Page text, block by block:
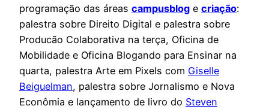
programação das áreas campusblog e criação:
palestra sobre Direito Digital e palestra sobre
Producão Colaborativa na terça, Oficina de
Mobilidade e Oficina Blogando para Ensinar na
quarta, palestra Arte em Pixels com Giselle
Beiguelman, palestra sobre Jornalismo e Nova
Econômia e lançamento de livro do Steven